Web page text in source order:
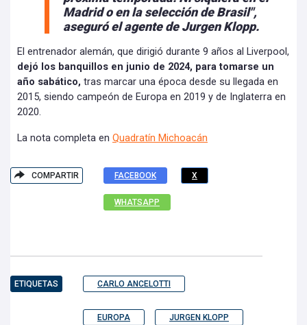
Madrid o en la selección de Brasil",
aseguró el agente de Jurgen Klopp.
El entrenador alemán, que dirigió durante 9 años al Liverpool,
dejó los banquillos en junio de 2024, para tomarse un
año sabático, tras marcar una época desde su llegada en
2015, siendo campeón de Europa en 2019 y de Inglaterra en
2020.
La nota completa en Quadratín Michoacán
COMPARTIR FACEBOOK X
WHATSAPP
ETIQUETAS CARLO ANCELOTTI
EUROPA JURGEN KLOPP